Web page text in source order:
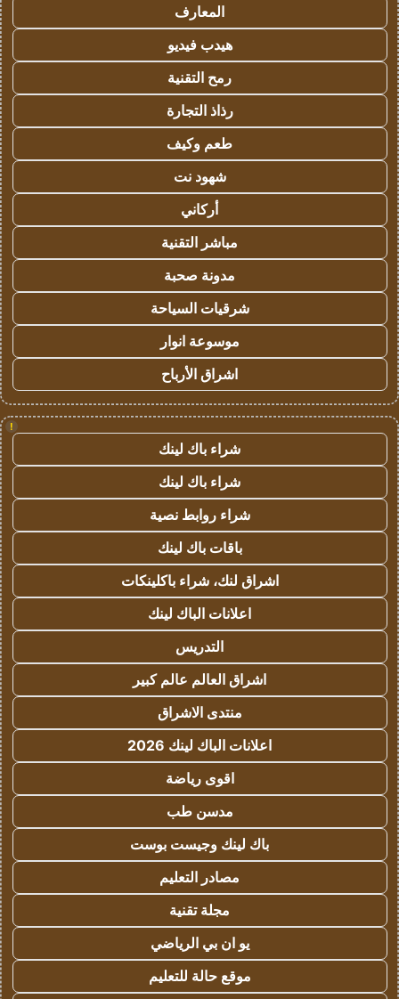
المعارف
هيدب فيديو
رمح التقنية
رذاذ التجارة
طعم وكيف
شهود نت
أركاني
مباشر التقنية
مدونة صحبة
شرقيات السياحة
موسوعة انوار
اشراق الأرباح
!
شراء باك لينك
شراء باك لينك
شراء روابط نصية
باقات باك لينك
اشراق لنك، شراء باكلينكات
اعلانات الباك لينك
التدريس
اشراق العالم عالم كبير
منتدى الاشراق
اعلانات الباك لينك 2026
اقوى رياضة
مدسن طب
باك لينك وجيست بوست
مصادر التعليم
مجلة تقنية
يو ان بي الرياضي
موقع حالة للتعليم